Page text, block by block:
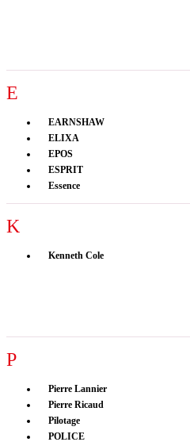
E
EARNSHAW
ELIXA
EPOS
ESPRIT
Essence
K
Kenneth Cole
P
Pierre Lannier
Pierre Ricaud
Pilotage
POLICE